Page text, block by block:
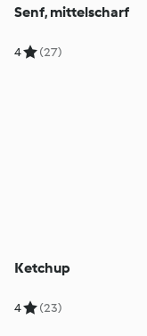
Senf, mittelscharf
4 (27)
Ketchup
4 (23)